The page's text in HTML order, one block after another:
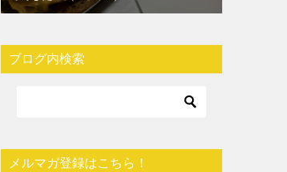
ブログ内検索
メルマガ登録はこちら！